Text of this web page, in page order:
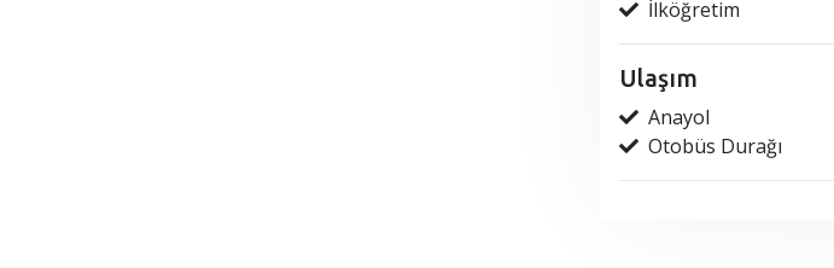
İlköğretim
Ulaşım
Anayol
Otobüs Durağı